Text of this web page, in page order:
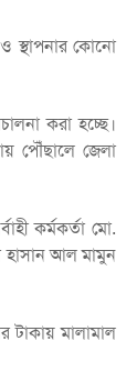
স্থাপনার কোনো
করা হচ্ছে।
পৌঁছালে জেলা
কর্মকর্তা মো.
হাসান আল মামুন
টাকায় মালামাল